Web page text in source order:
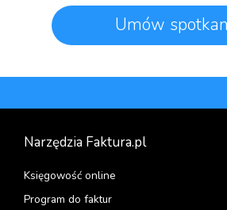
Narzędzia Faktura.pl
Księgowość online
Program do faktur